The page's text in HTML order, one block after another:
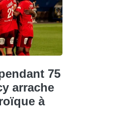
75
arrache
à